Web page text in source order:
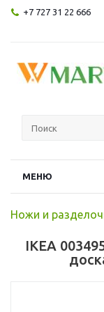
+7 727 31 22 666
МЕНЮ
Ножи и
IKEA